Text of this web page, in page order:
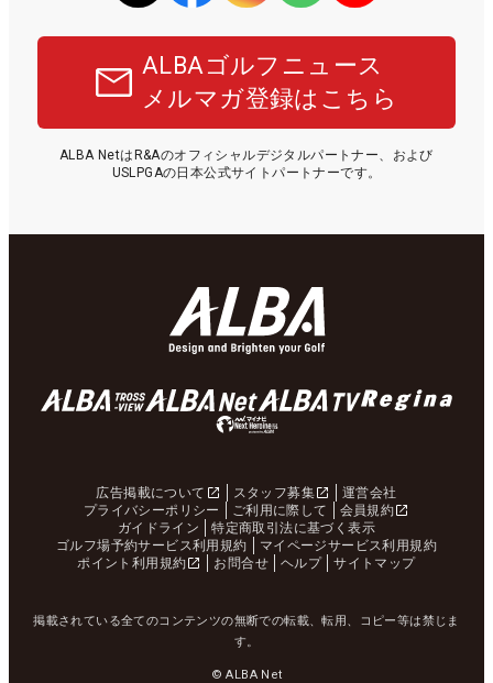
ALBAゴルフニュース
メルマガ登録はこちら
ALBA NetはR&Aのオフィシャルデジタルパートナー、および
USLPGAの日本公式サイトパートナーです。
広告掲載について スタッフ募集
運営会社
プライバシーポリシー
ご利用に際して
会員規約
ガイドライン
特定商取引法に基づく表示
ゴルフ場予約サービス利用規約
マイページサービス利用規約
ポイント利用規約
お問合せ ヘルプ サイトマップ
掲載されている全てのコンテンツの無断での転載、転用、コピー等は禁じま
す。
© ALBA Net